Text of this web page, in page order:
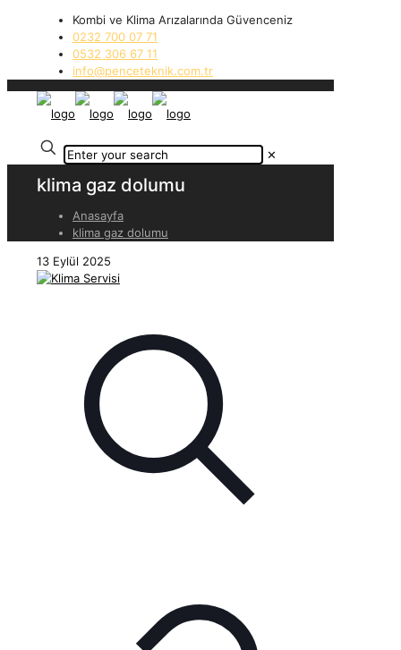
Kombi ve Klima Arızalarında Güvenceniz
0232 700 07 71
0532 306 67 11
info@penceteknik.com.tr
✕
klima gaz dolumu
Anasayfa
klima gaz dolumu
13 Eylül 2025